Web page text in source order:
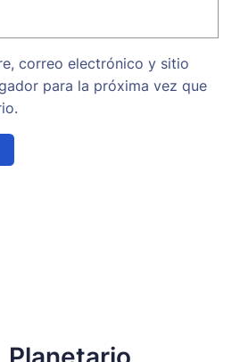
correo electrónico y sitio
para la próxima vez que